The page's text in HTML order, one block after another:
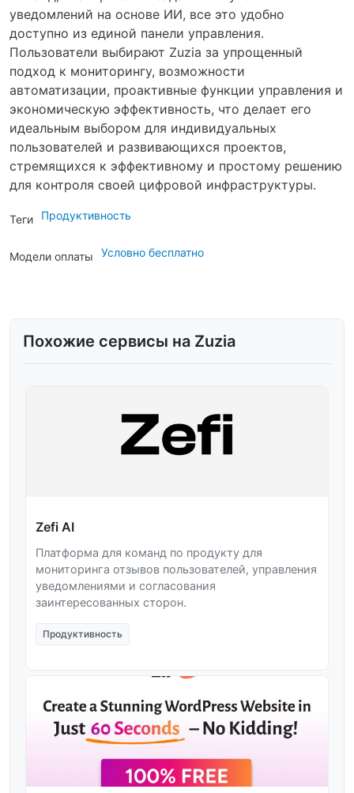
уведомлений на основе ИИ, все это удобно
доступно из единой панели управления.
Пользователи выбирают Zuzia за упрощенный
подход к мониторингу, возможности
автоматизации, проактивные функции управления и
экономическую эффективность, что делает его
идеальным выбором для индивидуальных
пользователей и развивающихся проектов,
стремящихся к эффективному и простому решению
для контроля своей цифровой инфраструктуры.
Теги Продуктивность
Модели оплаты Условно бесплатно
Похожие сервисы на Zuzia
Zefi AI
Платформа для команд по продукту для
мониторинга отзывов пользователей, управления
уведомлениями и согласования
заинтересованных сторон.
Продуктивность